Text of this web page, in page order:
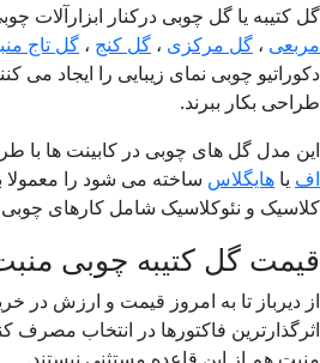
کتیبه یا گل چوبی درکنار ابزارآلات چوبی
، گل مرکزی ، گل کنج، گل تاج
چوبی نمای زیبایی را ایجاد می
بکار ببرند.
مدل گل های چوبی در کابینت ها با
یا هایگلاسساخته می شود را معمولا
و نئوکلاسیک شامل کارهای چوبی
گل کتیبه چوبی
دیرباز تا به امروز قیمت و ارزش در
فاکتورها در انتخاب مصرف